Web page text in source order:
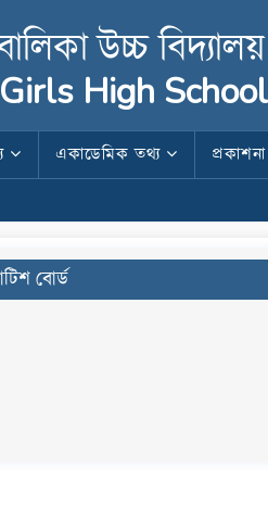
উচ্চ বিদ্যালয়
High School
একাডেমিক তথ্য প্রকাশনা
বোর্ড